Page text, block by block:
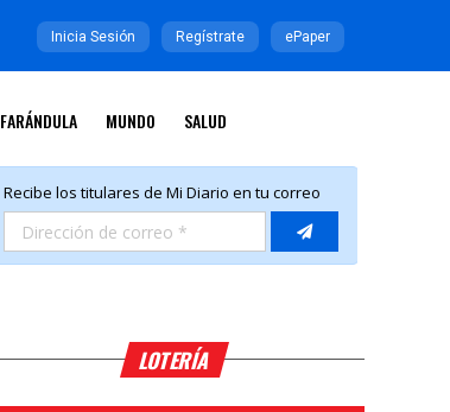
Inicia Sesión Regístrate ePaper
FARÁNDULA MUNDO SALUD
LOTERÍA